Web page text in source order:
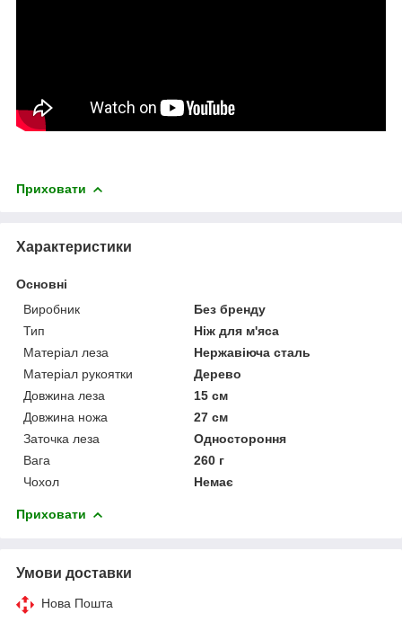
Приховати
Характеристики
Основні
Виробник
Без бренду
Тип
Ніж для м'яса
Матеріал леза
Нержавіюча сталь
Матеріал рукоятки
Дерево
Довжина леза
15 см
Довжина ножа
27 см
Заточка леза
Одностороння
Вага
260 г
Чохол
Немає
Приховати
Умови доставки
Нова Пошта